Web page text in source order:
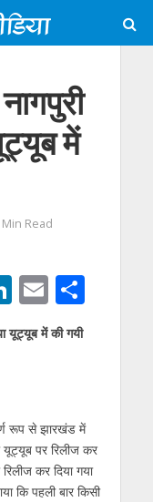
में
Read
Li
n
k
n
E
m
ai
S
यूट्यूब में की गयी
रूप से झारखंड में
यूट्यूब पर रिलीज कर
कर दिया गया
कि पहली बार किसी